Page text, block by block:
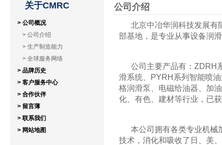
关于CMRC
> 公司概况
> 公司介绍
> 生产制造能力
> 全球服务网络
> 品牌历史
> 客户服务中心
> 合作伙伴
> 留言薄
> 联系我们
> 网站地图
公司介绍
北京中冶华润科技发展有
部基地，是专业从事设备润
公司主要产品有：ZDRH
滑系统、PYRH系列智能喷
格润滑泵、电磁给油器、加
化、有色、建材等行业，已
本公司拥有各类专业机械
技术，消化和吸收了日、美